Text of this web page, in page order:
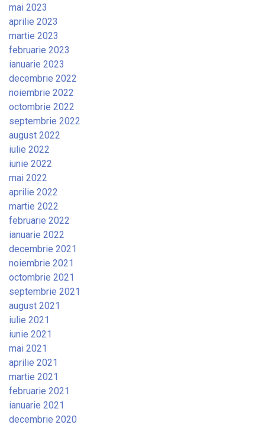
mai 2023
aprilie 2023
martie 2023
februarie 2023
ianuarie 2023
decembrie 2022
noiembrie 2022
octombrie 2022
septembrie 2022
august 2022
iulie 2022
iunie 2022
mai 2022
aprilie 2022
martie 2022
februarie 2022
ianuarie 2022
decembrie 2021
noiembrie 2021
octombrie 2021
septembrie 2021
august 2021
iulie 2021
iunie 2021
mai 2021
aprilie 2021
martie 2021
februarie 2021
ianuarie 2021
decembrie 2020